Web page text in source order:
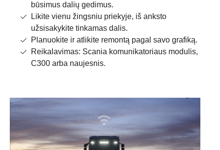
būsimus dalių gedimus.
Likite vienu žingsniu priekyje, iš anksto
užsisakykite tinkamas dalis.
Planuokite ir atlikite remontą pagal savo grafiką.
Reikalavimas: Scania komunikatoriaus modulis,
C300 arba naujesnis.